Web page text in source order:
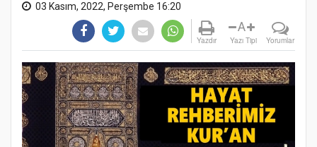
03 Kasım, 2022, Perşembe 16:20
Yazdır
A
Yazı Tipi Yorumlar